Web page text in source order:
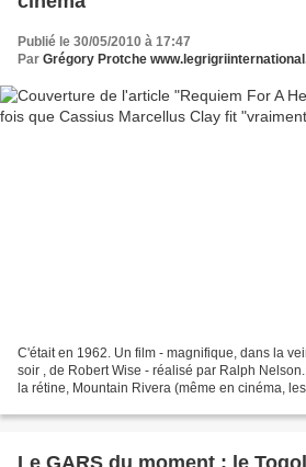
Publié le 30/05/2010 à 17:47
Par Grégory Protche
C'était en 1962. Un film - magnifique, dans la
soir , de Robert Wise - réalisé par Ralph
la rétine, Mountain Rivera (même en cinéma,
Le GARS du moment : le